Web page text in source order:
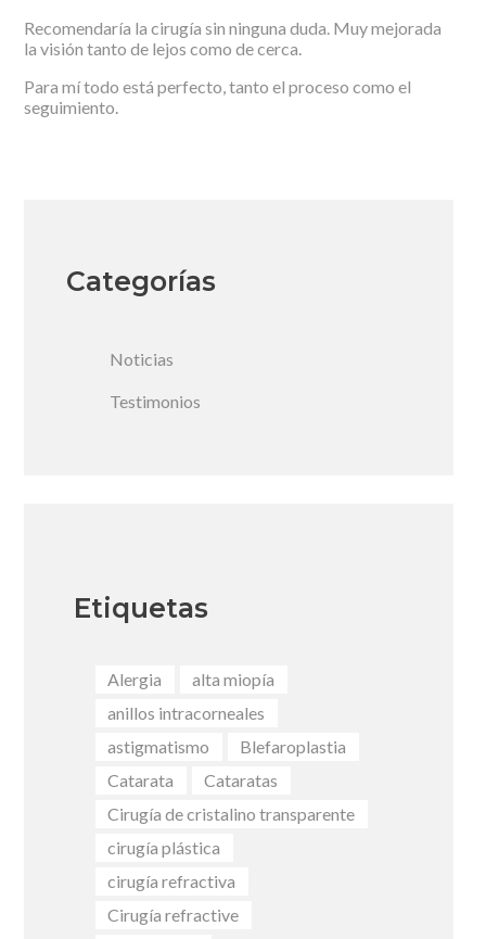
Recomendaría la cirugía sin ninguna duda. Muy mejorada
la visión tanto de lejos como de cerca.
Para mí todo está perfecto, tanto el proceso como el
seguimiento.
Categorías
Noticias
Testimonios
Etiquetas
Alergia
alta miopía
anillos intracorneales
astigmatismo
Blefaroplastia
Catarata
Cataratas
Cirugía de cristalino transparente
cirugía plástica
cirugía refractiva
Cirugía refractive